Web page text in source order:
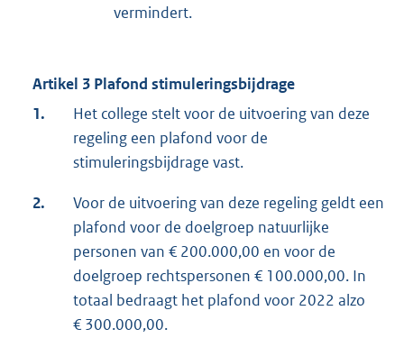
vermindert.
Artikel 3 Plafond stimuleringsbijdrage
1.
Het college stelt voor de uitvoering van deze
regeling een plafond voor de
stimuleringsbijdrage vast.
2.
Voor de uitvoering van deze regeling geldt een
plafond voor de doelgroep natuurlijke
personen van € 200.000,00 en voor de
doelgroep rechtspersonen € 100.000,00. In
totaal bedraagt het plafond voor 2022 alzo
€ 300.000,00.